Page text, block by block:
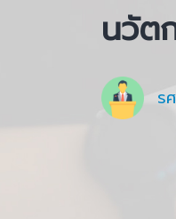
นวัต
ร